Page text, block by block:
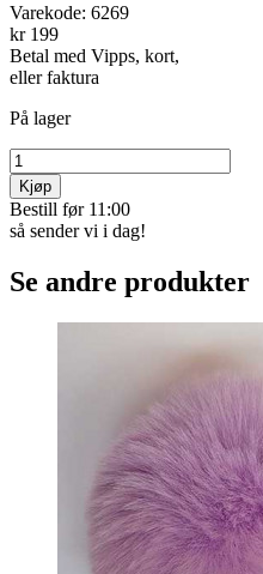
Varekode: 6269
kr 199
Betal med Vipps, kort,
eller faktura
På lager
Kjøp
Bestill før 11:00
så sender vi i dag!
Se andre produkter